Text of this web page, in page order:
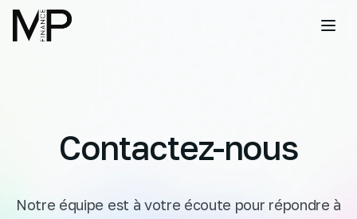
Contactez-nous
Notre équipe est à votre écoute pour répondre à